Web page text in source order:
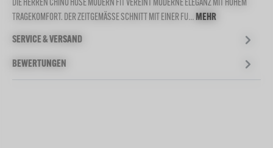
DIE HERREN CHINO HOSE MODERN FIT VEREINT MODERNE ELEGANZ MIT HOHEM
TRAGEKOMFORT. DER ZEITGEMÄSSE SCHNITT MIT EINER FU…MEHR
SERVICE & VERSAND
BEWERTUNGEN